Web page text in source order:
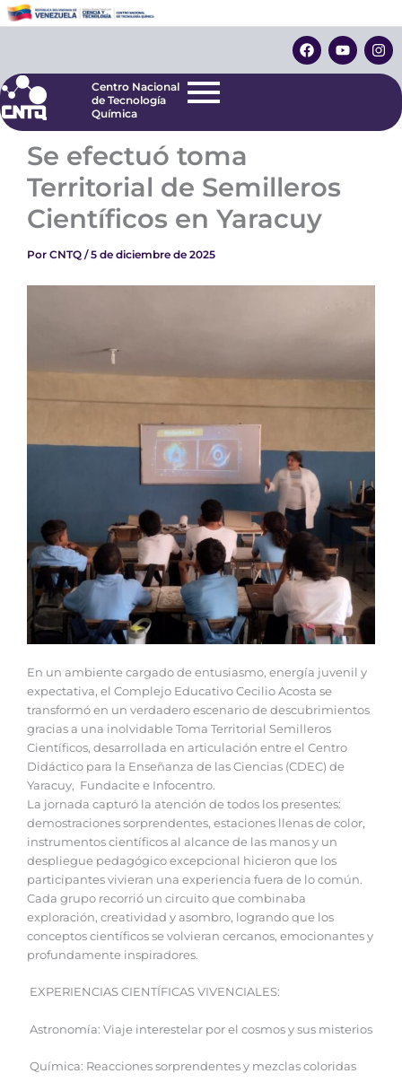
al
F
a
c
o
Y
o
u
e
I
n
s
r
Centro Nacional
de Tecnología
Centro Nacional
de Tecnología
Química
Se efectuó toma
Territorial de Semilleros
Científicos en Yaracuy
Por CNTQ /5 de diciembre de 2025
En un ambiente cargado de entusiasmo, energía juvenil y
expectativa, el Complejo Educativo Cecilio Acosta se
transformó en un verdadero escenario de descubrimientos
gracias a una inolvidable Toma Territorial Semilleros
Científicos, desarrollada en articulación entre el Centro
Didáctico para la Enseñanza de las Ciencias (CDEC) de
Yaracuy, Fundacite e Infocentro.
La jornada capturó la atención de todos los presentes:
demostraciones sorprendentes, estaciones llenas de color,
instrumentos científicos al alcance de las manos y un
despliegue pedagógico excepcional hicieron que los
participantes vivieran una experiencia fuera de lo común.
Cada grupo recorrió un circuito que combinaba
exploración, creatividad y asombro, logrando que los
conceptos científicos se volvieran cercanos, emocionantes y
profundamente inspiradores.
EXPERIENCIAS CIENTÍFICAS VIVENCIALES:
Astronomía: Viaje interestelar por el cosmos y sus misterios
Química: Reacciones sorprendentes y mezclas coloridas